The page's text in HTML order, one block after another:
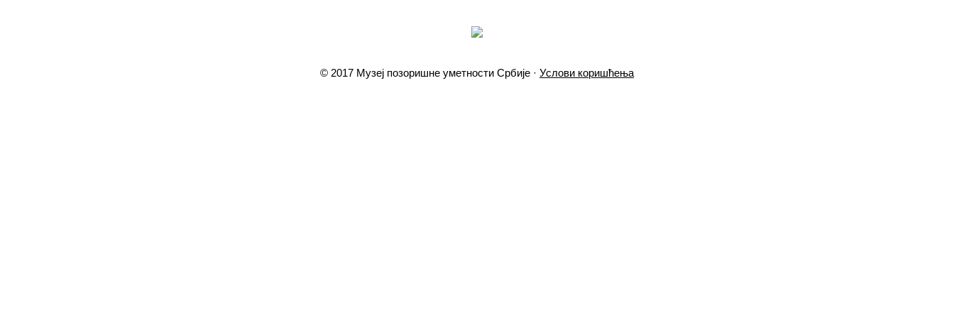
© 2017 Музеј позоришне уметности Србије · Услови коришћења